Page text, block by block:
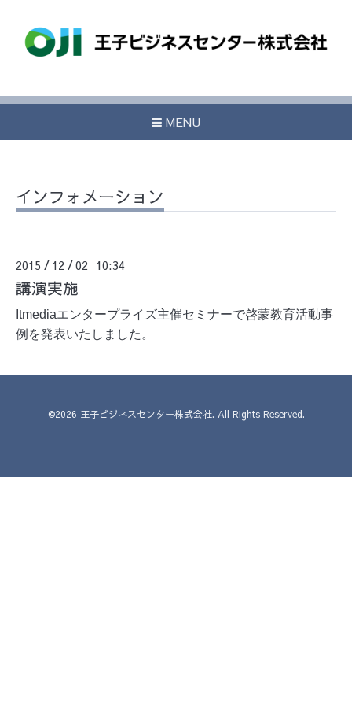
MENU
インフォメーション
2015 / 12 /02 10:34
講演実施
Itmediaエンタープライズ主催セミナーで啓蒙教育活動事
例を発表いたしました。
©2026 王子ビジネスセンター株式会社. All Rights Reserved.